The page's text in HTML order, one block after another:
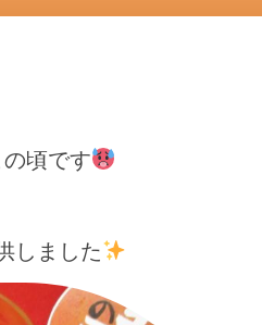
頃です
しました